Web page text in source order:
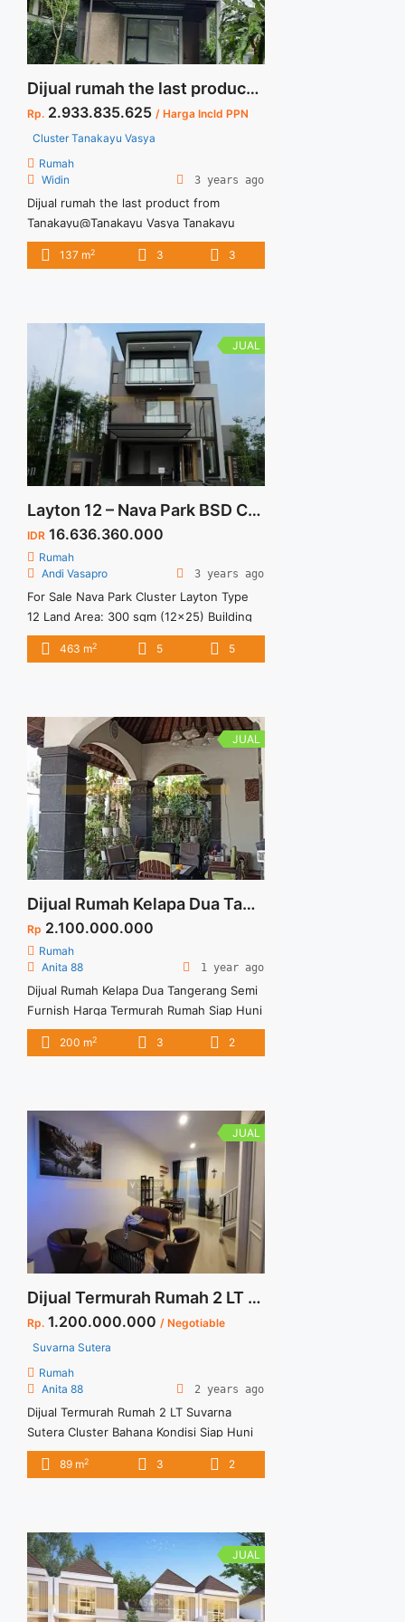
cluster-diandre-citra-garden-serpong/"
aria-label="Read more about CEILLET –
CLUSTER DIANDRE CITRA GARDEN
SERPONG">Read more</a>
Dijual rumah the last product from Tanakayu Cluster Tanakayu Vasya
Rp. 2.933.835.625 / Harga Incld PPN
Cluster Tanakayu Vasya
Rumah
Widin
3 years ago
Dijual rumah the last product from
Tanakayu@Tanakayu Vasya Tanakayu
Vasya lokasi strategis dan terkoneksi
langsung ke kawasan sport club di
untuk Cluster Tanakayu Vasya ini. Untuk
informasi lebih lanjut dan kunjungan
show unit dapat menghubungi marketing
Cluster Tanakayu Vasya.
137 m2 3 3
JUAL
Layton 12 – Nava Park BSD City
IDR 16.636.360.000
Rumah
Andi Vasapro
3 years ago
For Sale Nava Park Cluster Layton Type
12 Land Area: 300 sqm (12×25) Building
Area: 463 sqm Specification: 3 Levels 5+1
Bedrooms 5+1 Bathrooms 2 Powder
Multiple Outdoor Area 10 Hectares of
Botanical Park Location: In the Center of
BSD City 5 Minutes ... <a title="Layton 12
– Nava Park BSD City" class="read-more"
href="https://vasapro.com/property/layton-
12-nava-park-bsd-city/" aria-label="Read
more about Layton 12 – Nava Park BSD
City">Read more</a>
463 m2 5 5
JUAL
Dijual Rumah Kelapa Dua Tangerang Semi Furnish Harga Termurah Rumah Siap Huni
Rp 2.100.000.000
Rumah
Anita 88
1 year ago
Dijual Rumah Kelapa Dua Tangerang Semi
Furnish Harga Termurah Rumah Siap Huni
Spesifikasi : Luas Tanah : 197 sqm Luas
Bangunan : 200 sqm Bedroom : 3+1
200 m2 3 2
JUAL
Dijual Termurah Rumah 2 LT Suvarna Sutera Cluster Bahana Kondisi Siap Huni Harga Nego Sampai Deal
Rp. 1.200.000.000 / Negotiable
Suvarna Sutera
Rumah
Anita 88
2 years ago
Dijual Termurah Rumah 2 LT Suvarna
Sutera Cluster Bahana Kondisi Siap Huni
Harga Nego Sampai Deal Spesifikasi :
Rumah 2 Lantai Cluster Bahana Suvarna
Sutera Tangerang Spesifikasi : Luas
Tanah 102 m2 Luas Bangunan 89 m2 K.
Tidur 3 K. Mandi 2 ... <a title="Dijual
Termurah Rumah 2 LT Suvarna Sutera
Cluster Bahana Kondisi Siap Huni Harga
89 m2 3 2
JUAL